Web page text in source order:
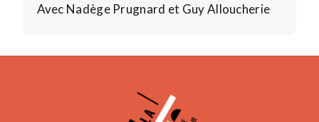
Avec Nadège Prugnard et Guy Alloucherie